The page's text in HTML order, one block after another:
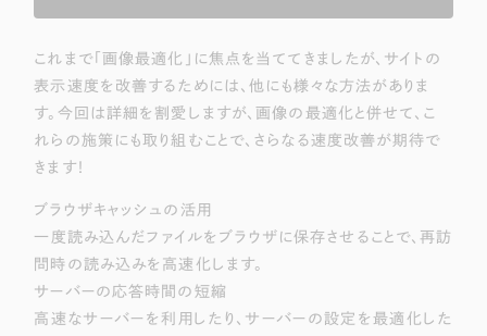
これまで「画像最適化」に焦点を当ててきましたが、サイトの
表示速度を改善するためには、他にも様々な方法がありま
す。今回は詳細を割愛しますが、画像の最適化と併せて、こ
れらの施策にも取り組むことで、さらなる速度改善が期待で
きます！
ブラウザキャッシュの活用
一度読み込んだファイルをブラウザに保存させることで、再訪
問時の読み込みを高速化します。
サーバーの応答時間の短縮
高速なサーバーを利用したり、サーバーの設定を最適化した